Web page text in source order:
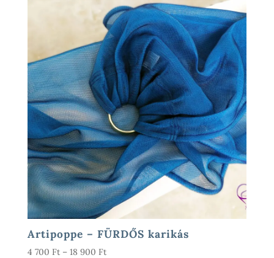
Artipoppe – FÜRDŐS karikás
4 700 Ft – 18 900 FtÁrtartomány: